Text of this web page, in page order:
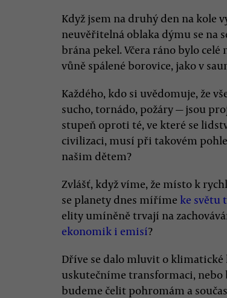
Když jsem na druhý den na kole
neuvěřitelná oblaka dýmu se na
brána pekel. Včera ráno bylo
vůně spálené borovice, jako v
Každého, kdo si uvědomuje, že
sucho, tornádo, požáry — jsou
stupeň oproti té, ve které se
civilizaci, musí při takovém
našim dětem?
Zvlášť, když víme, že místo k
se planety dnes míříme ke světu
elity umíněně trvají na
ekonomik i emisí?
Dříve se dalo mluvit o klimatické
uskutečníme transformaci, nebo
budeme čelit pohromám a